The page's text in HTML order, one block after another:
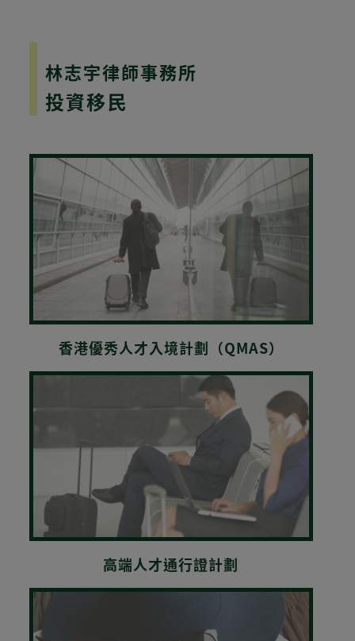
Zoo林志宇律師事務所
投資移民
香港優秀人才入境計劃（QMAS）
高端人才通行證計劃